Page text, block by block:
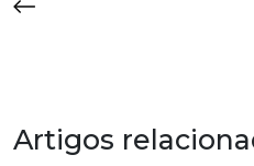
Artigos